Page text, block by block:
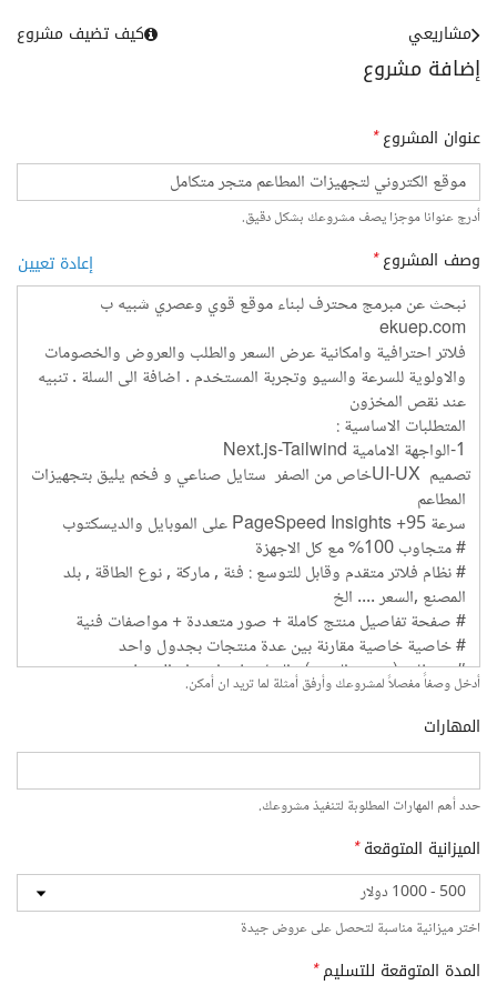
إضافة مشروع
مشاريعي كيف تضيف مشروع
عنوان المشروع*
أدرج عنوانا موجزا يصف مشروعك بشكل دقيق.
وصف المشروع* إعادة تعيين
أدخل وصفاً مفصلاً لمشروعك وأرفق أمثلة لما تريد ان أمكن.
المهارات
حدد أهم المهارات المطلوبة لتنفيذ مشروعك.
الميزانية المتوقعة*
اختر ميزانية مناسبة لتحصل على عروض جيدة
المدة المتوقعة للتسليم*